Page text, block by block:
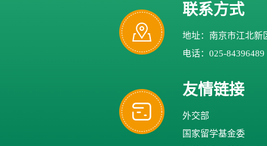
联系方式
地址：南京市江北新
电话：025-84396489
友情链接
外交部
国家留学基金委